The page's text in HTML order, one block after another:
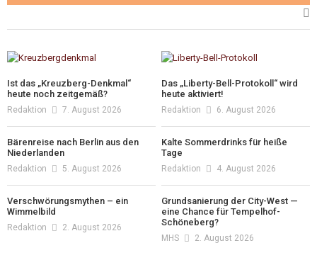
Ist das „Kreuzberg-Denkmal“
heute noch zeitgemäß?
Redaktion 7. August 2026
Das „Liberty-Bell-Protokoll“ wird
heute aktiviert!
Redaktion 6. August 2026
Bärenreise nach Berlin aus den
Niederlanden
Redaktion 5. August 2026
Kalte Sommerdrinks für heiße
Tage
Redaktion 4. August 2026
Verschwörungsmythen – ein
Wimmelbild
Redaktion 2. August 2026
Grundsanierung der City-West —
eine Chance für Tempelhof-
Schöneberg?
MHS 2. August 2026